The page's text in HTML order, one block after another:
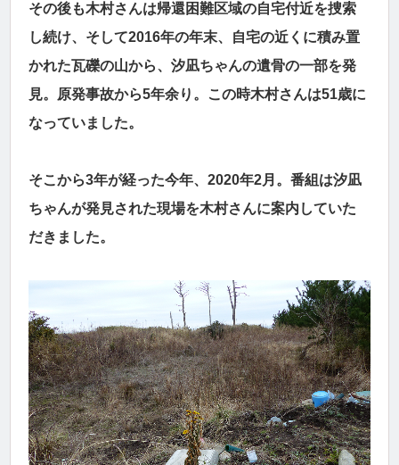
その後も木村さんは帰還困難区域の自宅付近を捜索
し続け、そして2016年の年末、自宅の近くに積み置
かれた瓦礫の山から、汐凪ちゃんの遺骨の一部を発
見。原発事故から5年余り。この時木村さんは51歳に
なっていました。
そこから3年が経った今年、2020年2月。番組は汐凪
ちゃんが発見された現場を木村さんに案内していた
だきました。